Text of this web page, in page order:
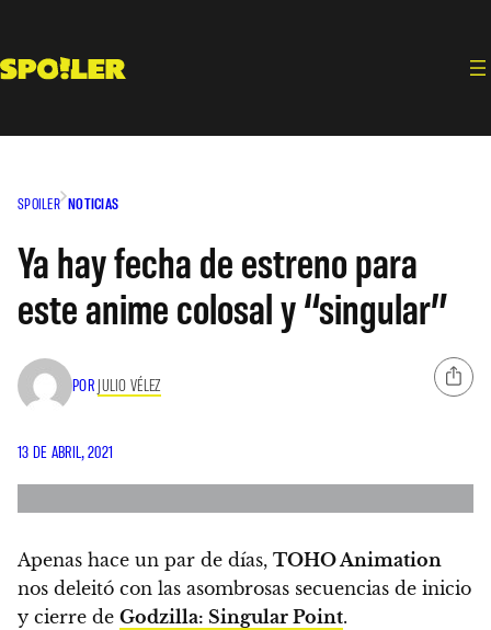
contenido
SPOILER NOTICIAS
Ya hay fecha de estreno para
este anime colosal y “singular”
POR JULIO VÉLEZ
13 DE ABRIL, 2021
Apenas hace un par de días, TOHO Animation
nos deleitó con las asombrosas secuencias de inicio
y cierre de Godzilla: Singular Point.